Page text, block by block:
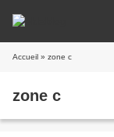
Accueil » zone c
zone c